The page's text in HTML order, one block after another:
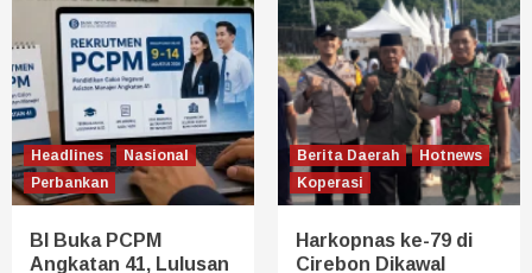
Headlines
Nasional
Perbankan
BI Buka PCPM
Angkatan 41, Lulusan
Berita Daerah
Hotnews
Koperasi
Harkopnas ke-79 di
Cirebon Dikawal